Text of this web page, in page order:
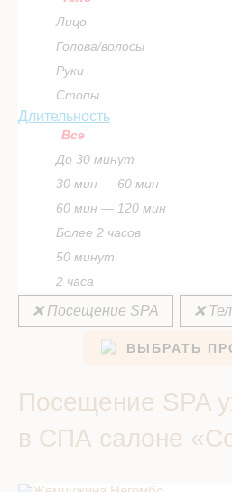
Лицо
Голова/волосы
Руки
Стопы
Длительность
Все
До 30 минут
30 мин — 60 мин
60 мин — 120 мин
Более 2 часов
50 минут
2 часа
❌ Посещение SPA ❌
ВЫБРАТЬ
Посещение SPA
в СПА салоне